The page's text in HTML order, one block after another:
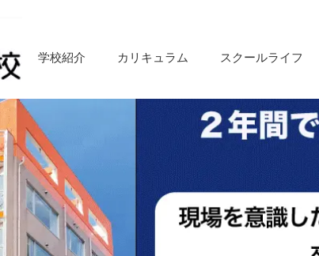
学校紹介 カリキュラム スクールライフ